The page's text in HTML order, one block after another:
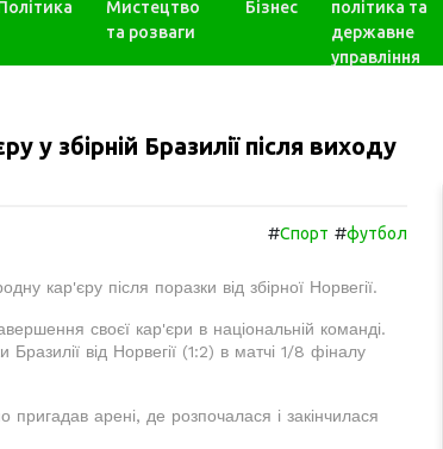
Мистецтво
та розваги
Бізнес
політика та
державне
управління
збірній Бразилії після виходу
#Спорт #футбол
кар'єру після поразки від збірної Норвегії.
своєї кар'єри в національній команді.
від Норвегії (1:2) в матчі 1/8 фіналу
арені, де розпочалася і закінчилася